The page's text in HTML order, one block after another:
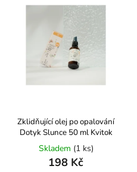
Zklidňující olej po opalování
Dotyk Slunce 50 ml Kvitok
Skladem (1 ks)
198 Kč